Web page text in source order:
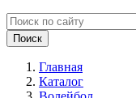
Поиск
Главная
Каталог